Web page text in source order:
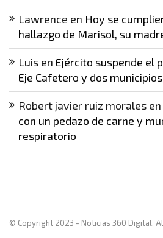
Lawrence en Hoy se
hallazgo de Marisol, su
Luis en Ejército suspende el
Eje Cafetero y dos
Robert javier ruiz morales en
con un pedazo de carne y
respiratorio
© Copyright 2023 - Noticias 360 Digital.